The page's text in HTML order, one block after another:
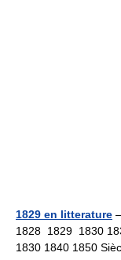
1829 en litterature
1828 1829 1830
1830 1840 1850